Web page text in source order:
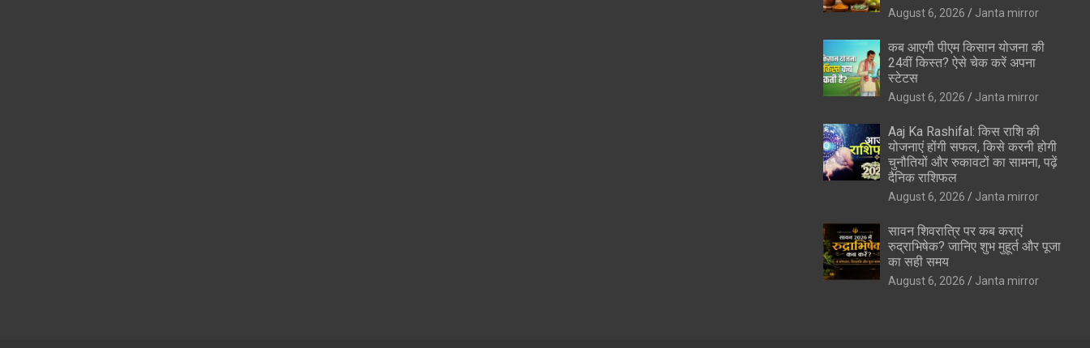
August 6, 2026 Janta mirror
कब आएगी पीएम किसान योजना की
24वीं किस्त? ऐसे चेक करें अपना
स्टेटस
August 6, 2026 Janta mirror
Aaj Ka Rashifal: किस राशि की
योजनाएं होंगी सफल, किसे करनी होगी
चुनौतियों और रुकावटों का सामना, पढ़ें
दैनिक राशिफल
August 6, 2026 Janta mirror
सावन शिवरात्रि पर कब कराएं
रुद्राभिषेक? जानिए शुभ मुहूर्त और पूजा
का सही समय
August 6, 2026 Janta mirror